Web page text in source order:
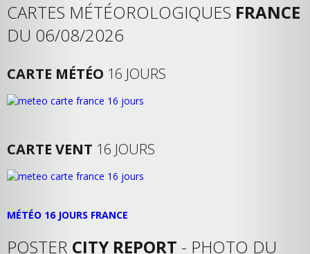
CARTES MÉTÉOROLOGIQUES FRANCE
DU 06/08/2026
CARTE MÉTÉO 16 JOURS
CARTE VENT 16 JOURS
MÉTÉO 16 JOURS FRANCE
POSTER CITY REPORT - PHOTO DU